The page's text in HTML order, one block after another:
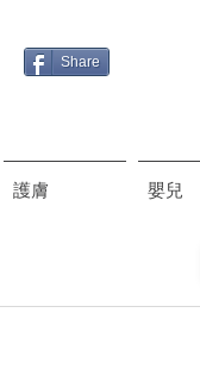
Share
護膚 嬰兒